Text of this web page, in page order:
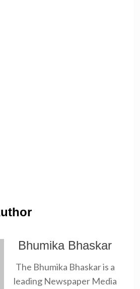
Bhumika Bhaskar
The Bhumika Bhaskar is a
leading Newspaper Media